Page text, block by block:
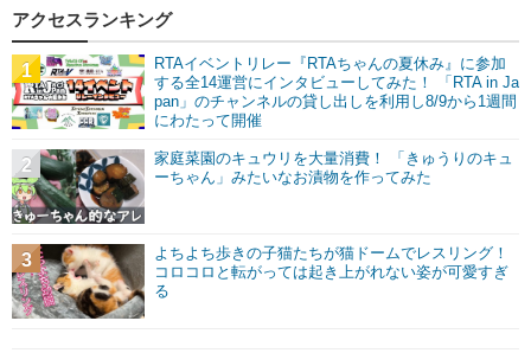
アクセスランキング
RTAイベントリレー『RTAちゃんの夏休み』に参加
する全14運営にインタビューしてみた！ 「RTA in Ja
pan」のチャンネルの貸し出しを利用し8/9から1週間
にわたって開催
1
家庭菜園のキュウリを大量消費！ 「きゅうりのキュ
ーちゃん」みたいなお漬物を作ってみた
2
よちよち歩きの子猫たちが猫ドームでレスリング！
コロコロと転がっては起き上がれない姿が可愛すぎ
る
3